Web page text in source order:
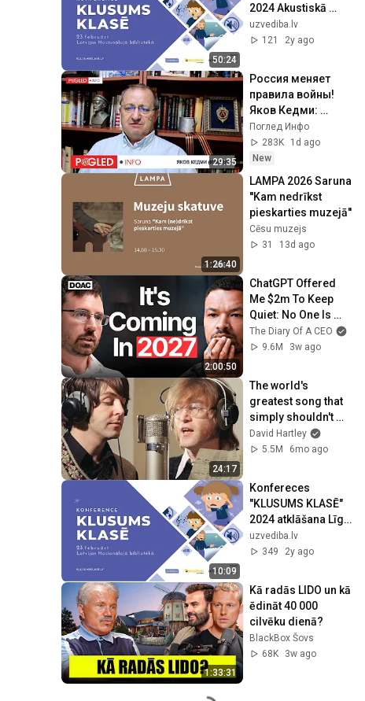
50:24
2024 Akustiskā
ietekme uz
inovatīvām mācību
uzvediba.lv
121
2y ago
29:35
Россия меняет
правила войны!
Яков Кедми:
Следующий удар
может всё
изменить!
Поглед Инфо
283K
1d ago
New
1:26:40
LAMPA 2026 Saruna
''Kam nedrīkst
pieskarties muzejā''
Cēsu muzejs
31
13d ago
2:00:50
ChatGPT Offered
Me $2m To Keep
Quiet: No One Is
Ready For What's
Coming!
The Diary Of A CEO
9.6M
3w ago
24:17
The world's
greatest song that
simply shouldn't
exist
David Hartley
5.5M
6mo ago
10:09
Konfereces
"KLUSUMS KLASĒ"
2024 atklāšana Līga
Bērziņa
uzvediba.lv
349
2y ago
1:33:31
Kā radās LIDO un kā
ēdināt 40 000
cilvēku dienā?
BlackBox Šovs
68K
3w ago